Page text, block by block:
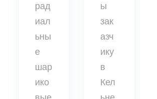
рад
иал
ьны
е
шар
ико
ы
зак
азч
ику
в
Кел